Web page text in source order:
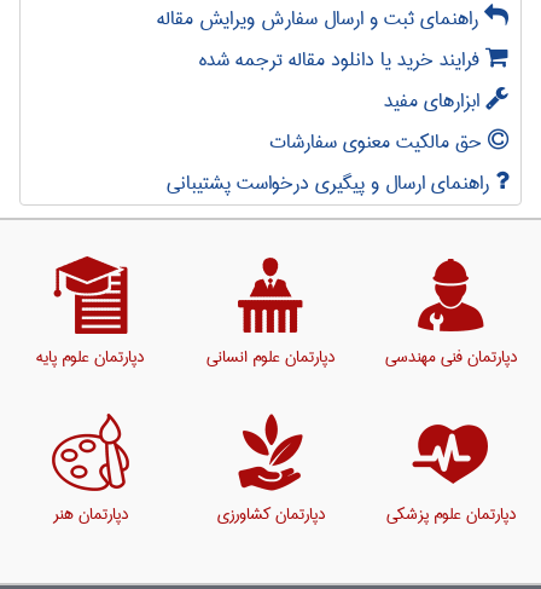
راهنمای ثبت و ارسال سفارش ویرایش مقاله
فرایند خرید یا دانلود مقاله ترجمه شده
ابزارهای مفید
حق مالکیت معنوی سفارشات
راهنمای ارسال و پیگیری درخواست پشتیبانی
دپارتمان فنی مهندسی دپارتمان علوم انسانی دپارتمان علوم پایه
دپارتمان علوم پزشکی دپارتمان کشاورزی دپارتمان هنر